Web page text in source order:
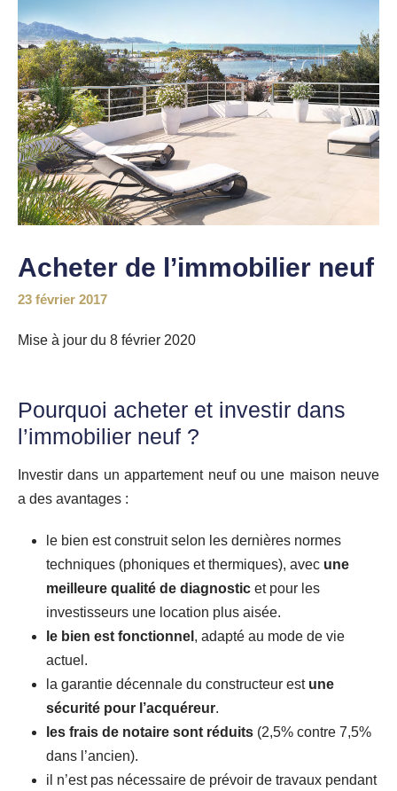
Acheter de l’immobilier neuf
23 février 2017
Mise à jour du 8 février 2020
Pourquoi acheter et investir dans
l’immobilier neuf ?
Investir dans un appartement neuf ou une maison neuve
a des avantages :
le bien est construit selon les dernières normes
techniques (phoniques et thermiques), avec une
meilleure qualité de diagnostic et pour les
investisseurs une location plus aisée.
le bien est fonctionnel , adapté au mode de vie
actuel.
la garantie décennale du constructeur est une
sécurité pour l’acquéreur.
les frais de notaire sont réduits (2,5% contre 7,5%
dans l’ancien).
il n’est pas nécessaire de prévoir de travaux pendant